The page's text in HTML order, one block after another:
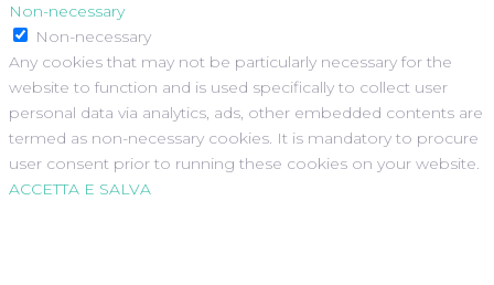
Non-necessary
Non-necessary
Any cookies that may not be particularly necessary for the
website to function and is used specifically to collect user
personal data via analytics, ads, other embedded contents are
termed as non-necessary cookies. It is mandatory to procure
user consent prior to running these cookies on your website.
ACCETTA E SALVA